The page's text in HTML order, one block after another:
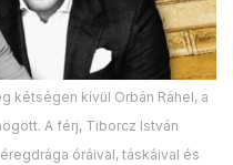
kétségen kívül Orbán Ráhel, a
A férj, Tiborcz István
óráival, táskáival és